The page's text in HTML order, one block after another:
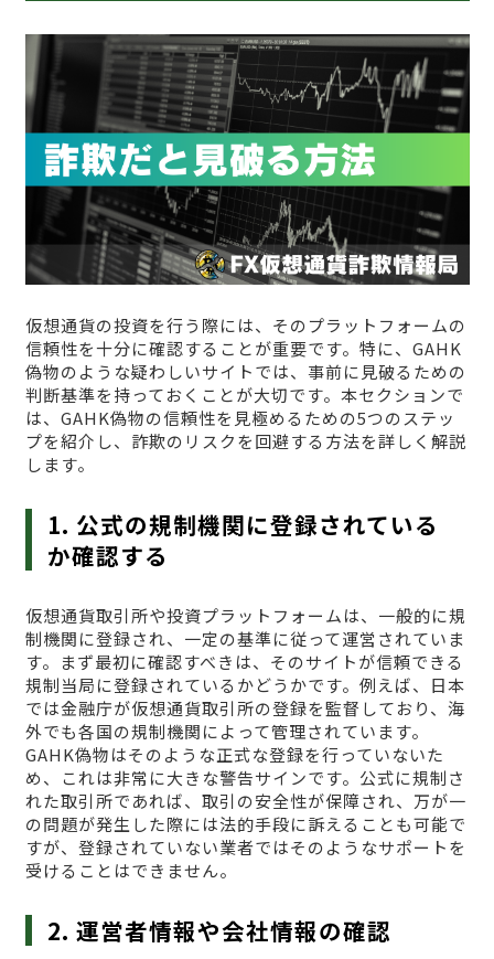
仮想通貨の投資を行う際には、そのプラットフォームの
信頼性を十分に確認することが重要です。特に、GAHK
偽物のような疑わしいサイトでは、事前に見破るための
判断基準を持っておくことが大切です。本セクションで
は、GAHK偽物の信頼性を見極めるための5つのステッ
プを紹介し、詐欺のリスクを回避する方法を詳しく解説
します。
1. 公式の規制機関に登録されている
か確認する
仮想通貨取引所や投資プラットフォームは、一般的に規
制機関に登録され、一定の基準に従って運営されていま
す。まず最初に確認すべきは、そのサイトが信頼できる
規制当局に登録されているかどうかです。例えば、日本
では金融庁が仮想通貨取引所の登録を監督しており、海
外でも各国の規制機関によって管理されています。
GAHK偽物はそのような正式な登録を行っていないた
め、これは非常に大きな警告サインです。公式に規制さ
れた取引所であれば、取引の安全性が保障され、万が一
の問題が発生した際には法的手段に訴えることも可能で
すが、登録されていない業者ではそのようなサポートを
受けることはできません。
2. 運営者情報や会社情報の確認